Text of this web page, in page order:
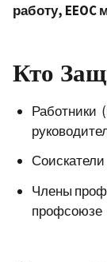
работу,
Кто
Работники
Члены
профсоюзе